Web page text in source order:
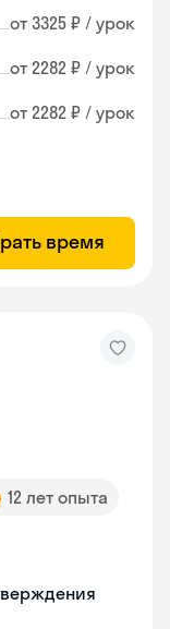
от 3325 ₽ / урок
от 2282 ₽ / урок
от 2282 ₽ / урок
время
12 лет опыта